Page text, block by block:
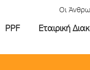
Οι
PPF Εταιρική